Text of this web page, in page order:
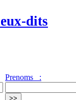
dits
Prenoms :